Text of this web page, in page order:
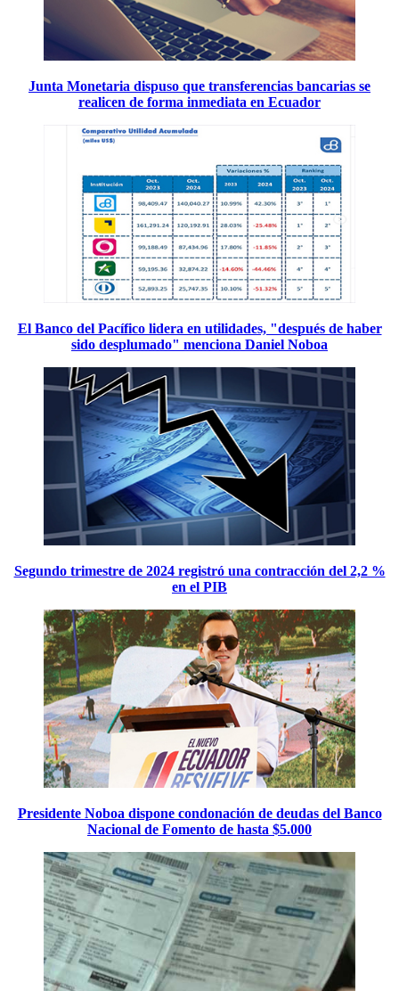
Junta Monetaria dispuso que transferencias bancarias se
realicen de forma inmediata en Ecuador
El Banco del Pacífico lidera en utilidades, "después de haber
sido desplumado" menciona Daniel Noboa
Segundo trimestre de 2024 registró una contracción del 2,2 %
en el PIB
Presidente Noboa dispone condonación de deudas del Banco
Nacional de Fomento de hasta $5.000